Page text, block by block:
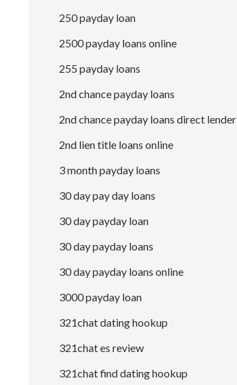
250 payday loan
2500 payday loans online
255 payday loans
2nd chance payday loans
2nd chance payday loans direct lender
2nd lien title loans online
3 month payday loans
30 day pay day loans
30 day payday loan
30 day payday loans
30 day payday loans online
3000 payday loan
321chat dating hookup
321chat es review
321chat find dating hookup